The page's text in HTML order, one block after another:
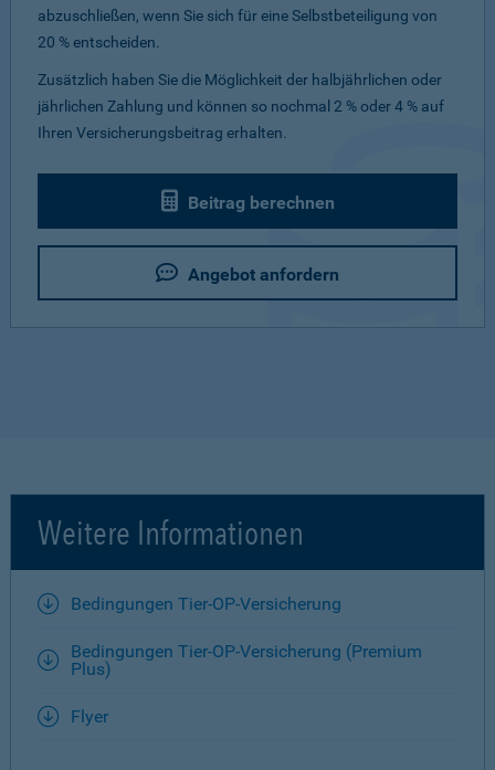
abzuschließen, wenn Sie sich für eine Selbstbeteiligung von
20 % entscheiden.
Zusätzlich haben Sie die Möglichkeit der halbjährlichen oder
jährlichen Zahlung und können so nochmal 2 % oder 4 % auf
Ihren Versicherungsbeitrag erhalten.
Beitrag berechnen
Angebot anfordern
Weitere Informationen
Bedingungen Tier-OP-Versicherung
Bedingungen Tier-OP-Versicherung (Premium
Plus)
Flyer